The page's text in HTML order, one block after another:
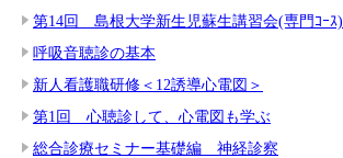
第14回 島根大学新生児蘇生講習会(専門ｺｰｽ)
呼吸音聴診の基本
新人看護職研修＜12誘導心電図＞
第1回 心聴診して、心電図も学ぶ
総合診療セミナー基礎編 神経診察